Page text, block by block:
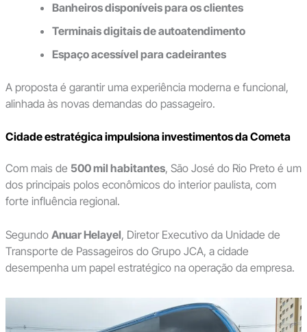
Banheiros disponíveis para os clientes
Terminais digitais de autoatendimento
Espaço acessível para cadeirantes
A proposta é garantir uma experiência moderna e funcional,
alinhada às novas demandas do passageiro.
Cidade estratégica impulsiona investimentos da Cometa
Com mais de 500 mil habitantes, São José do Rio Preto é um
dos principais polos econômicos do interior paulista, com
forte influência regional.
Segundo Anuar Helayel, Diretor Executivo da Unidade de
Transporte de Passageiros do Grupo JCA, a cidade
desempenha um papel estratégico na operação da empresa.